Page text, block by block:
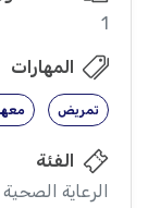
1
المهارات
تمريض
الفئة
الرعاية